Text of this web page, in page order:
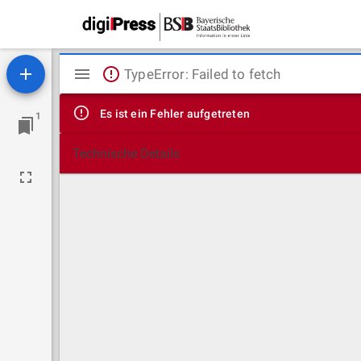
1
Mirador
Viewer
TypeError: Failed to fetch
Es ist ein Fehler aufgetreten
Technische Details